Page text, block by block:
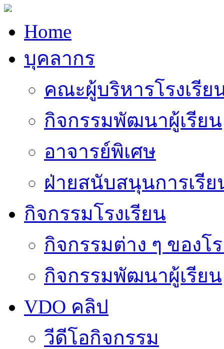
Home
บุคลากร
คณะผู้บริหารโรงเรีย
กิจกรรมพัฒนาผู้เรียน
อาจารย์พิเศษ
ฝ่ายสนับสนุนการเรี
กิจกรรมโรงเรียน
กิจกรรมต่าง ๆ ของโ
กิจกรรมพัฒนาผู้เรียน
VDO คลิป
วีดีโอกิจกรรม